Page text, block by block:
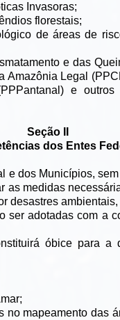
Invasoras;
florestais;
de áreas de
e das
Legal
e
Seção II
dos Entes
e dos Municípios,
as medidas
desastres
ser adotadas com a
óbice para
no mapeamento das